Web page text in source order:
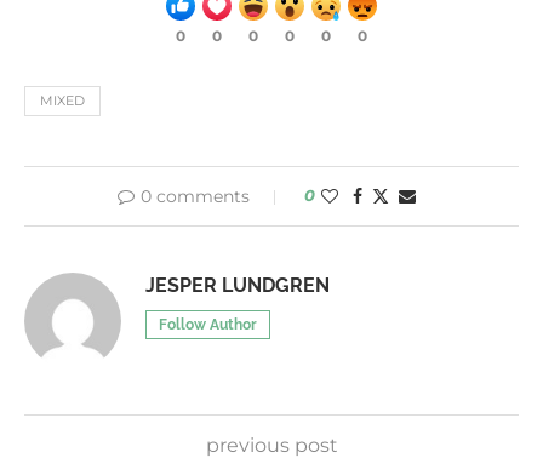
0 0 0 0 0 0
MIXED
0 comments 0
JESPER LUNDGREN
Follow Author
previous post